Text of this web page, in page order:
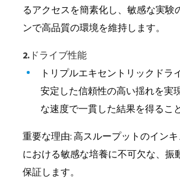
るアクセスを簡素化し、敏感な実験
ンで高品質の環境を維持します。
2.ドライブ性能
トリプルエキセントリックドラ
安定した信頼性の高い揺れを実
な速度で一貫した結果を得るこ
重要な理由: 高スループットのイン
における敏感な培養に不可欠な、振
保証します。